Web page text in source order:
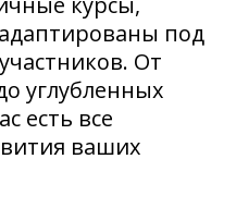
под
От
углубленных
есть все
ваших